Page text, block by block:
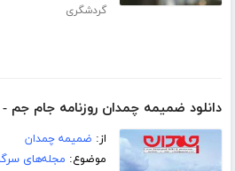
گردشگری
دانلود ضمیمه چمدان روزنامه جام جم -
از: ضمیمه چمدان
موضوع: مجله‌های